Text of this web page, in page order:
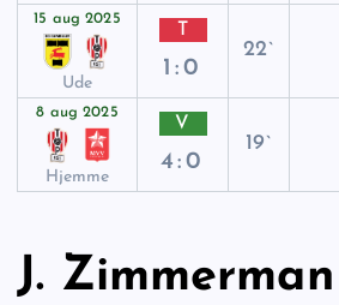
15 aug 2025
Ude
1:0
22`
8 aug 2025
Hjemme
V
4:0
19`
J. Zimmerman